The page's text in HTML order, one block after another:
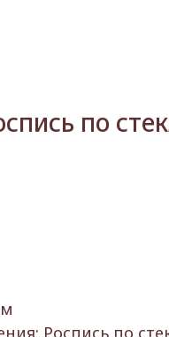
по
Роспись по